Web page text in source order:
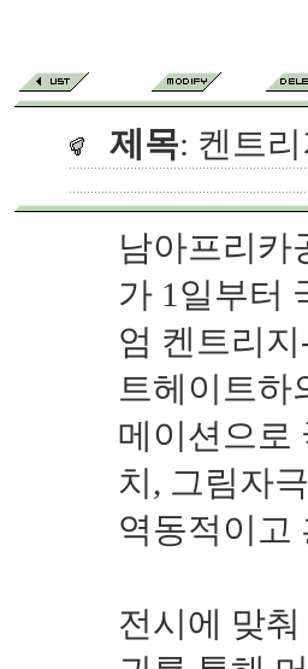
제목: 켄트
남아프리카
가 1일부터
엄 켄트리
트헤이트하
메이션으로
치, 그림자
역동적이고
전시에 맞